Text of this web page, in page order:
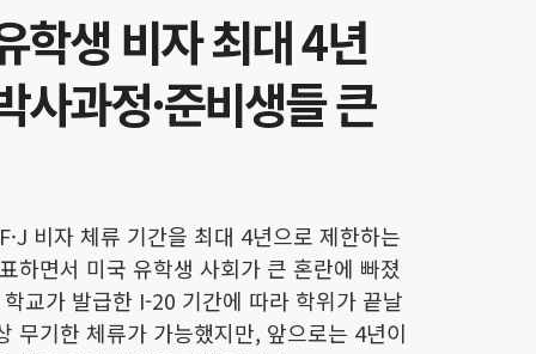
학생 비자 최대 4년
사과정·준비생들 큰
비자 체류 기간을 최대 4년으로 제한하는
하면서 미국 유학생 사회가 큰 혼란에 빠졌
교가 발급한 I-20 기간에 따라 학위가 끝날
무기한 체류가 가능했지만, 앞으로는 4년이
개국 대상 새 관세 시
학생 비자 4년 제한 –
정 직격탄
이, 최대 1,000달러
계좌’ 받을 수 있어
오스틴 본사 16곳,
‘최고의 직장’ 선